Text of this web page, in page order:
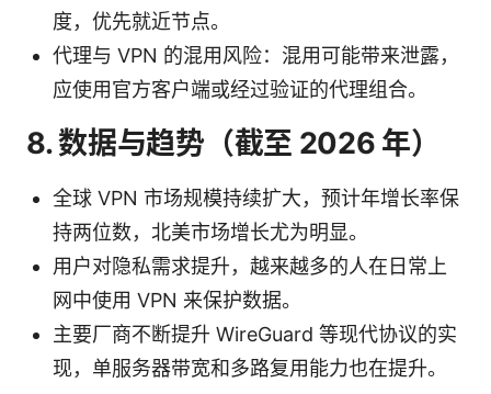
度，优先就近节点。
代理与 VPN 的混用风险：混用可能带来泄露，
应使用官方客户端或经过验证的代理组合。
8. 数据与趋势（截至 2026 年）
全球 VPN 市场规模持续扩大，预计年增长率保
持两位数，北美市场增长尤为明显。
用户对隐私需求提升，越来越多的人在日常上
网中使用 VPN 来保护数据。
主要厂商不断提升 WireGuard 等现代协议的实
现，单服务器带宽和多路复用能力也在提升。